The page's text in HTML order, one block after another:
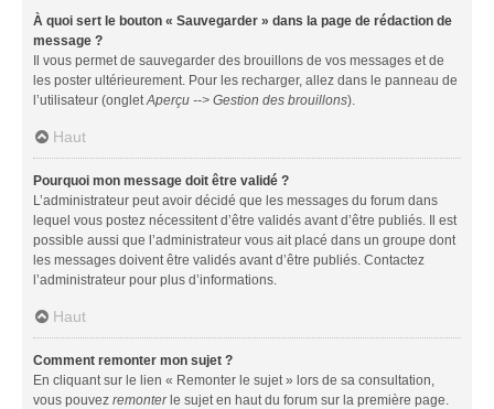
À quoi sert le bouton « Sauvegarder » dans la page de rédaction de
message ?
Il vous permet de sauvegarder des brouillons de vos messages et de
les poster ultérieurement. Pour les recharger, allez dans le panneau de
l’utilisateur (onglet Aperçu --> Gestion des brouillons).
Haut
Pourquoi mon message doit être validé ?
L’administrateur peut avoir décidé que les messages du forum dans
lequel vous postez nécessitent d’être validés avant d’être publiés. Il est
possible aussi que l’administrateur vous ait placé dans un groupe dont
les messages doivent être validés avant d’être publiés. Contactez
l’administrateur pour plus d’informations.
Haut
Comment remonter mon sujet ?
En cliquant sur le lien « Remonter le sujet » lors de sa consultation,
vous pouvez remonterle sujet en haut du forum sur la première page.